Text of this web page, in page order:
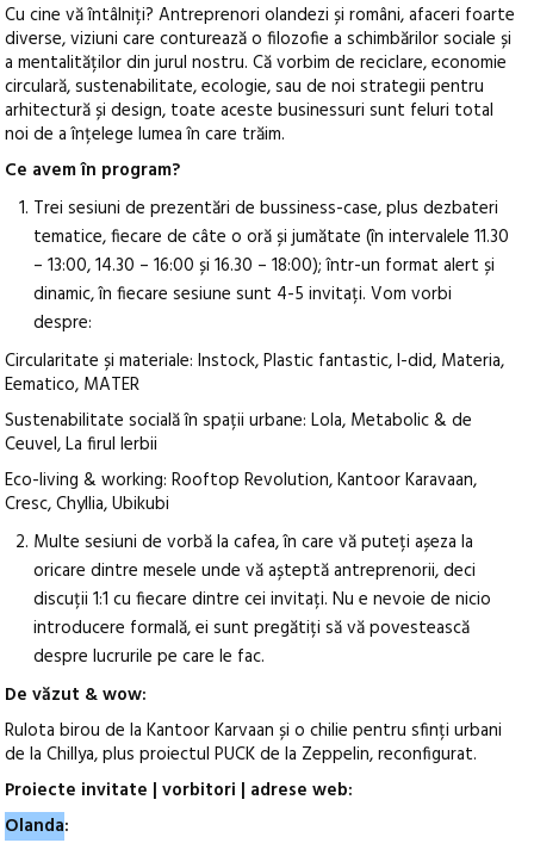
Cu cine vă întâlniți? Antreprenori olandezi și români, afaceri foarte
diverse, viziuni care conturează o filozofie a schimbărilor sociale și
a mentalităților din jurul nostru. Că vorbim de reciclare, economie
circulară, sustenabilitate, ecologie, sau de noi strategii pentru
arhitectură și design, toate aceste businessuri sunt feluri total
noi de a înțelege lumea în care trăim.
Ce avem în program?
Trei sesiuni de prezentări de bussiness-case, plus dezbateri
tematice, fiecare de câte o oră și jumătate (în intervalele 11.30
– 13:00, 14.30 – 16:00 și 16.30 – 18:00); într-un format alert și
dinamic, în fiecare sesiune sunt 4-5 invitați. Vom vorbi
despre:
Circularitate și materiale: Instock, Plastic fantastic, I-did, Materia,
Eematico, MATER
Sustenabilitate socială în spații urbane: Lola, Metabolic & de
Ceuvel, La firul Ierbii
Eco-living & working: Rooftop Revolution, Kantoor Karavaan,
Cresc, Chyllia, Ubikubi
Multe sesiuni de vorbă la cafea, în care vă puteți așeza la
oricare dintre mesele unde vă așteptă antreprenorii, deci
discuții 1:1 cu fiecare dintre cei invitați. Nu e nevoie de nicio
introducere formală, ei sunt pregătiți să vă povestească
despre lucrurile pe care le fac.
De văzut & wow:
Rulota birou de la Kantoor Karvaan și o chilie pentru sfinți urbani
de la Chillya, plus proiectul PUCK de la Zeppelin, reconfigurat.
Proiecte invitate | vorbitori | adrese web:
Olanda: